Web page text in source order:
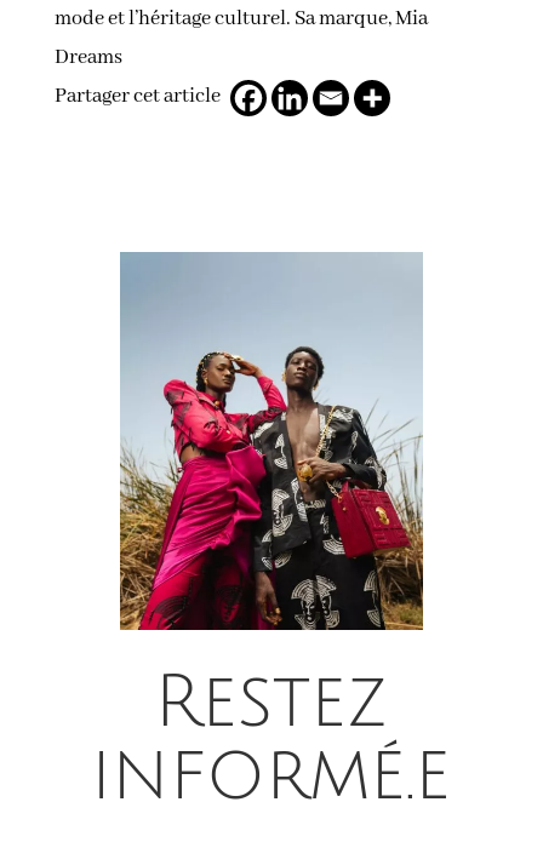
mode et l’héritage culturel. Sa marque, Mia
Dreams
Partager cet article
Restez
informé.e